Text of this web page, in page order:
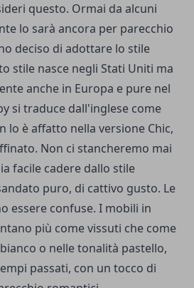
questo. Ormai da alcuni
lo sarà ancora per parecchio
deciso di adottare lo stile
stile nasce negli Stati Uniti ma
anche in Europa e pure nel
si traduce dall'inglese come
lo è affatto nella versione Chic,
Non ci stancheremo mai
facile cadere dallo stile
puro, di cattivo gusto. Le
essere confuse. I mobili in
più come vissuti che come
o nelle tonalità pastello,
passati, con un tocco di